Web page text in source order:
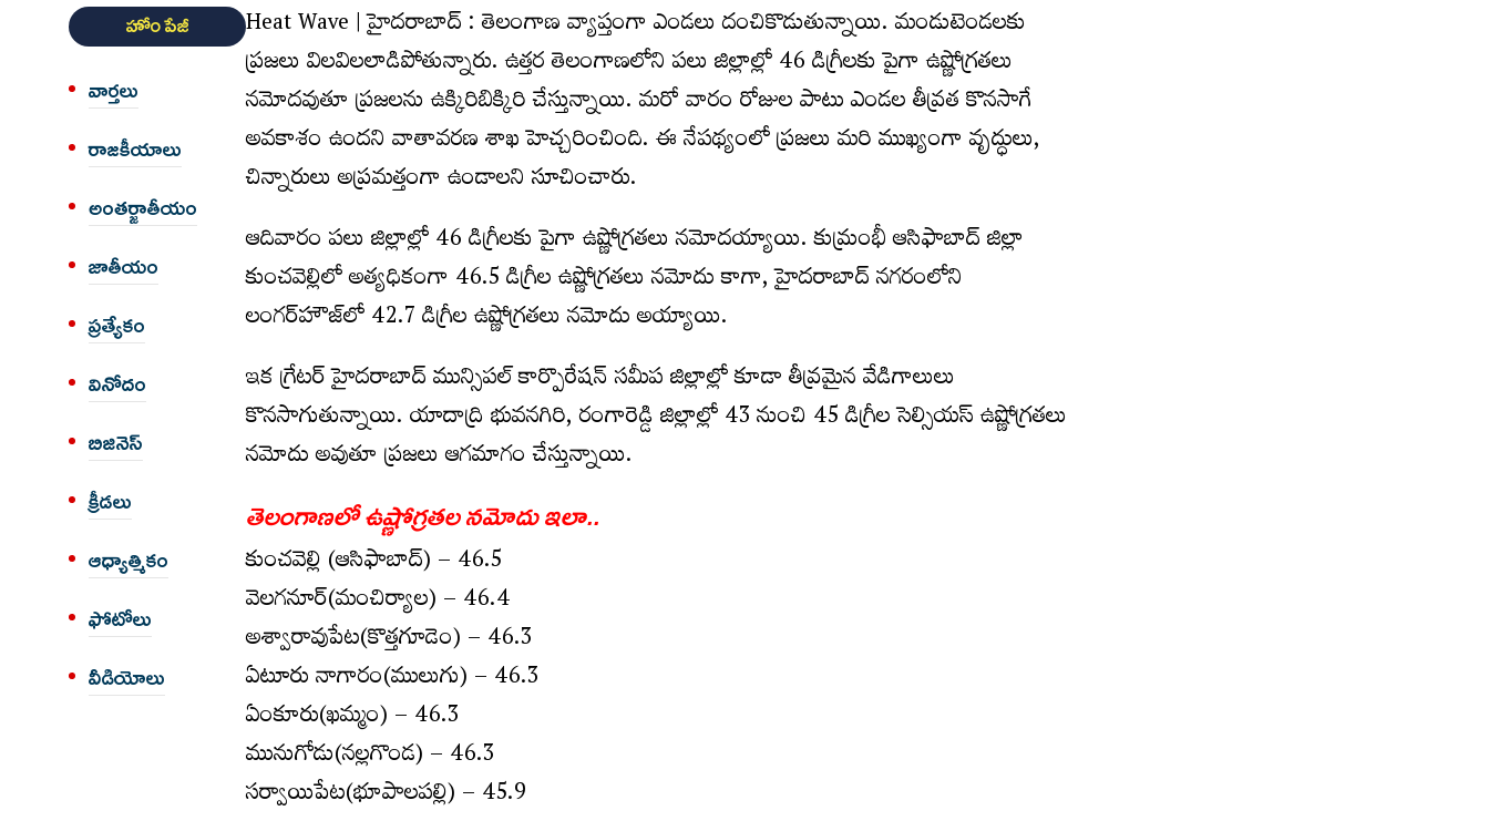
హోం పేజీ
వార్త‌లు
రాజకీయాలు
అంత‌ర్జాతీయం
జాతీయం
ప్రత్యేకం
వినోదం
బిజినెస్
క్రీడలు
ఆధ్యాత్మికం
ఫోటోలు
వీడియోలు
Heat Wave | హైద‌రాబాద్ : తెలంగాణ వ్యాప్తంగా ఎండ‌లు దంచికొడుతున్నాయి. మండుటెండ‌ల‌కు
ప్ర‌జ‌లు విల‌విల‌లాడిపోతున్నారు. ఉత్త‌ర తెలంగాణ‌లోని ప‌లు జిల్లాల్లో 46 డిగ్రీల‌కు పైగా ఉష్ణోగ్ర‌త‌లు
న‌మోద‌వుతూ ప్ర‌జ‌ల‌ను ఉక్కిరిబిక్కిరి చేస్తున్నాయి. మ‌రో వారం రోజుల పాటు ఎండ‌ల తీవ్ర‌త కొన‌సాగే
అవ‌కాశం ఉంద‌ని వాతావ‌ర‌ణ శాఖ హెచ్చ‌రించింది. ఈ నేప‌థ్యంలో ప్ర‌జ‌లు మ‌రి ముఖ్యంగా వృద్ధులు,
చిన్నారులు అప్ర‌మ‌త్తంగా ఉండాల‌ని సూచించారు.
ఆదివారం ప‌లు జిల్లాల్లో 46 డిగ్రీల‌కు పైగా ఉష్ణోగ్ర‌త‌లు న‌మోద‌య్యాయి. కుమ్రంభీ ఆసిఫాబాద్ జిల్లా
కుంచ‌వెల్లిలో అత్య‌ధికంగా 46.5 డిగ్రీల ఉష్ణోగ్ర‌త‌లు న‌మోదు కాగా, హైద‌రాబాద్ న‌గ‌రంలోని
లంగ‌ర్‌హౌజ్‌లో 42.7 డిగ్రీల ఉష్ణోగ్ర‌త‌లు న‌మోదు అయ్యాయి.
ఇక గ్రేట‌ర్ హైద‌రాబాద్ మున్సిప‌ల్ కార్పొరేష‌న్ స‌మీప జిల్లాల్లో కూడా తీవ్ర‌మైన వేడిగాలులు
కొన‌సాగుతున్నాయి. యాదాద్రి భువ‌న‌గిరి, రంగారెడ్డి జిల్లాల్లో 43 నుంచి 45 డిగ్రీల సెల్సియ‌స్ ఉష్ణోగ్ర‌త‌లు
న‌మోదు అవుతూ ప్ర‌జ‌లు ఆగ‌మాగం చేస్తున్నాయి.
తెలంగాణలో ఉష్ణోగ్ర‌త‌ల న‌మోదు ఇలా..
కుంచ‌వెల్లి (ఆసిఫాబాద్) – 46.5
వెల‌గ‌నూర్(మంచిర్యాల‌) – 46.4
అశ్వారావుపేట‌(కొత్త‌గూడెం) – 46.3
ఏటూరు నాగారం(ములుగు) – 46.3
ఏంకూరు(ఖ‌మ్మం) – 46.3
మునుగోడు(న‌ల్ల‌గొండ‌) – 46.3
స‌ర్వాయిపేట‌(భూపాల‌ప‌ల్లి) – 45.9